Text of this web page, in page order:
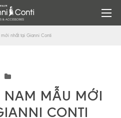
nhất tại Gianni Conti
NAM MẪU MỚI
CONTI